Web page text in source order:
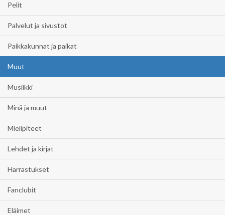
Pelit
Palvelut ja sivustot
Paikkakunnat ja paikat
Muut
Musiikki
Minä ja muut
Mielipiteet
Lehdet ja kirjat
Harrastukset
Fanclubit
Eläimet